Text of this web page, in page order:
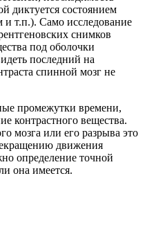
диктуется состоянием
и т.п.). Само исследование
снимков
под оболочки
последний на
спинной мозг не
промежутки времени,
контрастного вещества.
мозга или его разрыва это
движения
определение точной
она имеется.